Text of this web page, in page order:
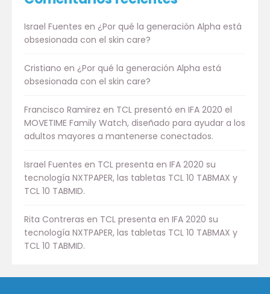
Israel Fuentes en ¿Por qué la generación Alpha está
obsesionada con el skin care?
Cristiano en ¿Por qué la generación Alpha está
obsesionada con el skin care?
Francisco Ramirez en TCL presentó en IFA 2020 el
MOVETIME Family Watch, diseñado para ayudar a los
adultos mayores a mantenerse conectados.
Israel Fuentes en TCL presenta en IFA 2020 su
tecnología NXTPAPER, las tabletas TCL 10 TABMAX y
TCL 10 TABMID.
Rita Contreras en TCL presenta en IFA 2020 su
tecnología NXTPAPER, las tabletas TCL 10 TABMAX y
TCL 10 TABMID.